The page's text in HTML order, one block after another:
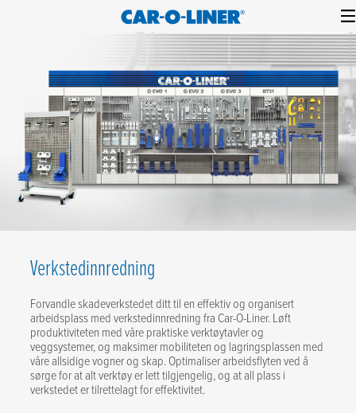
Car-
O-
Liner
Collision
Repair
Equipment
Verkstedinnredning
Forvandle skadeverkstedet ditt til en effektiv og organisert
arbeidsplass med verkstedinnredning fra Car-O-Liner. Løft
produktiviteten med våre praktiske verktøytavler og
veggsystemer, og maksimer mobiliteten og lagringsplassen med
våre allsidige vogner og skap. Optimaliser arbeidsflyten ved å
sørge for at alt verktøy er lett tilgjengelig, og at all plass i
verkstedet er tilrettelagt for effektivitet.